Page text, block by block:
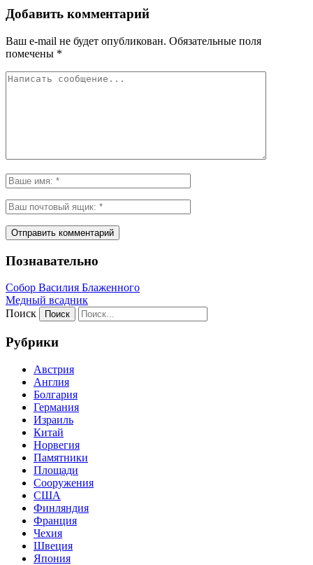
Добавить комментарий
Ваш e-mail не будет опубликован. Обязательные поля
помечены *
Познавательно
Собор Василия Блаженного
Медный всадник
Поиск
Рубрики
Австрия
Англия
Болгария
Германия
Израиль
Китай
Норвегия
Памятники
Площади
Сооружения
США
Финляндия
Франция
Чехия
Швеция
Япония